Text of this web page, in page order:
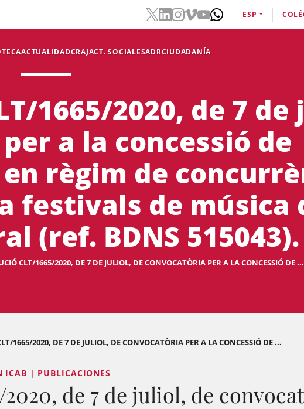
ACTUALIDADCRAJACT. SOCIALESADRCIUDADANÍA
ESP
1665/2020, de 7
a la concessió de
règim de
festivals de música
(ref. BDNS 515043).
CLT/1665/2020, DE 7 DE JULIOL, DE CONVOCATÒRIA PER A LA CONCESSIÓ DE ...
1665/2020, DE 7 DE JULIOL, DE CONVOCATÒRIA PER A LA CONCESSIÓ DE ...
ICAB | PUBLICACIONES
2020, de 7 de juliol, de